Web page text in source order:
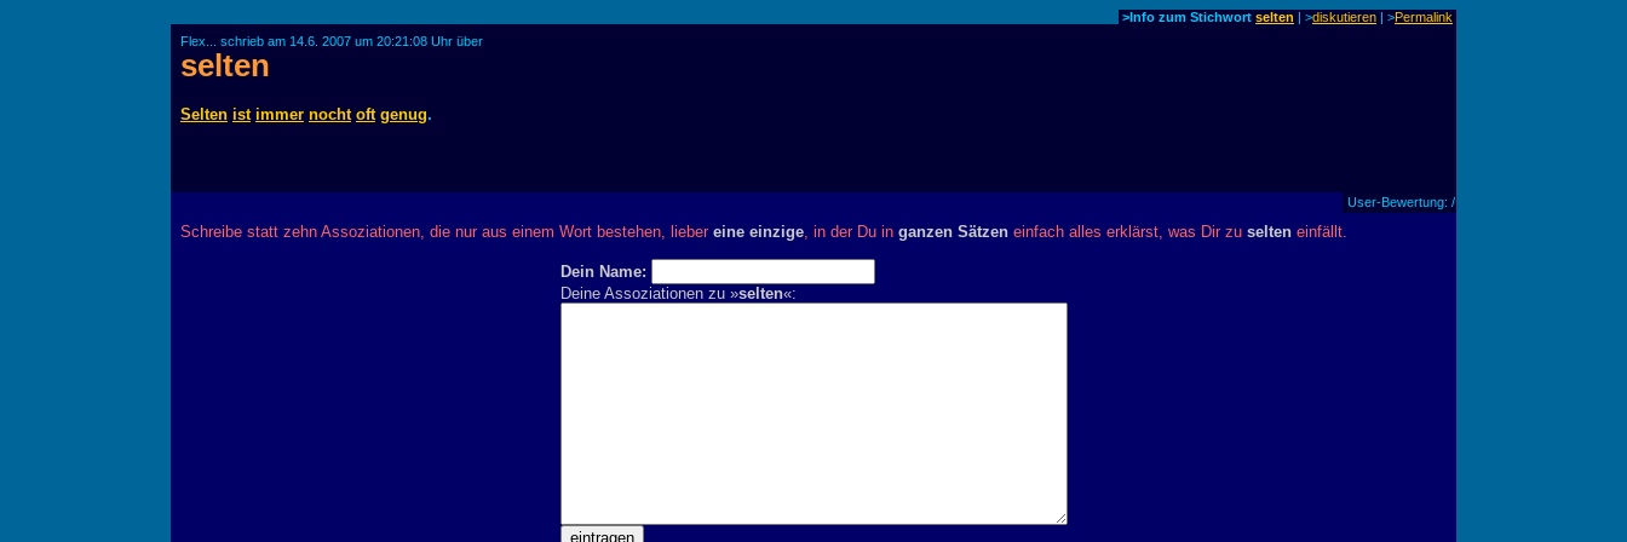
>Info zum Stichwort selten | >diskutieren | >Permalink
Flex... schrieb am 14.6. 2007 um 20:21:08 Uhr über
selten
Selten ist immer nocht oft genug.
User-Bewertung: /
Schreibe statt zehn Assoziationen, die nur aus einem Wort bestehen, lieber eine einzige, in der Du in ganzen Sätzen einfach alles erklärst, was Dir zu selten einfällt.
Dein Name:
Deine Assoziationen zu »selten«: